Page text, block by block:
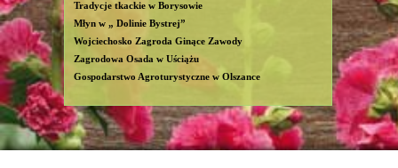
Tradycje tkackie w Borysowie
Młyn w „ Dolinie Bystrej”
Wojciechosko Zagroda Ginące Zawody
Zagrodowa Osada w Uściążu
Gospodarstwo Agroturystyczne w Olszance